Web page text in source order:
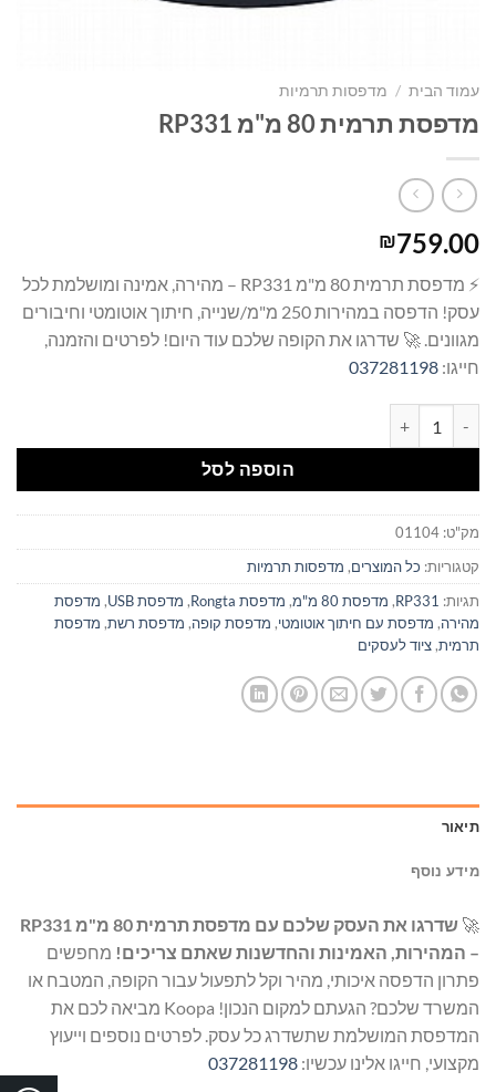
עמוד הבית / מדפסות תרמיות
מדפסת תרמית 80 מ"מ RP331
₪759.00
⚡ מדפסת תרמית 80 מ"מ RP331 – מהירה, אמינה ומושלמת לכל
עסק! הדפסה במהירות 250 מ"מ/שנייה, חיתוך אוטומטי וחיבורים
מגוונים. 🚀 שדרגו את הקופה שלכם עוד היום! לפרטים והזמנה,
חייגו: 037281198
הוספה לסל
מק"ט: 01104
קטגוריות: כל המוצרים, מדפסות תרמיות
תגיות: RP331
, מדפסת 80 מ"מ , מדפסת Rongta , מדפסת USB , מדפסת
מהירה, מדפסת עם חיתוך אוטומטי, מדפסת קופה, מדפסת רשת, מדפסת
תרמית,ציוד לעסקים
תיאור
מידע נוסף
🚀
שדרגו את העסק שלכם עם מדפסת תרמית 80 מ"מ RP331
– המהירות, האמינות והחדשנות שאתם צריכים! מחפשים
פתרון הדפסה איכותי, מהיר וקל לתפעול עבור הקופה, המטבח או
המשרד שלכם? הגעתם למקום הנכון! Koopa מביאה לכם את
המדפסת המושלמת שתשדרג כל עסק. לפרטים נוספים וייעוץ
מקצועי, חייגו אלינו עכשיו: 037281198